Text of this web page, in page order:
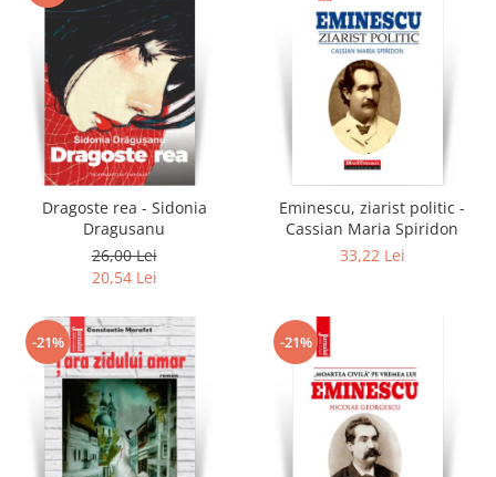
Dragoste rea - Sidonia
Dragusanu
26,00 Lei
20,54 Lei
Eminescu, ziarist politic -
Cassian Maria Spiridon
33,22 Lei
-21% -21%